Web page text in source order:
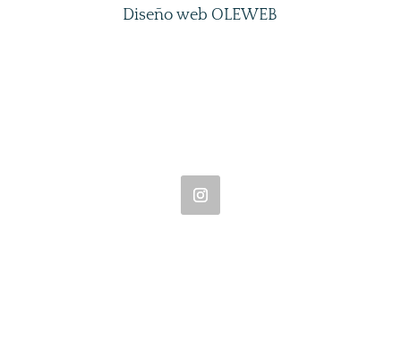
Diseño web OLEWEB